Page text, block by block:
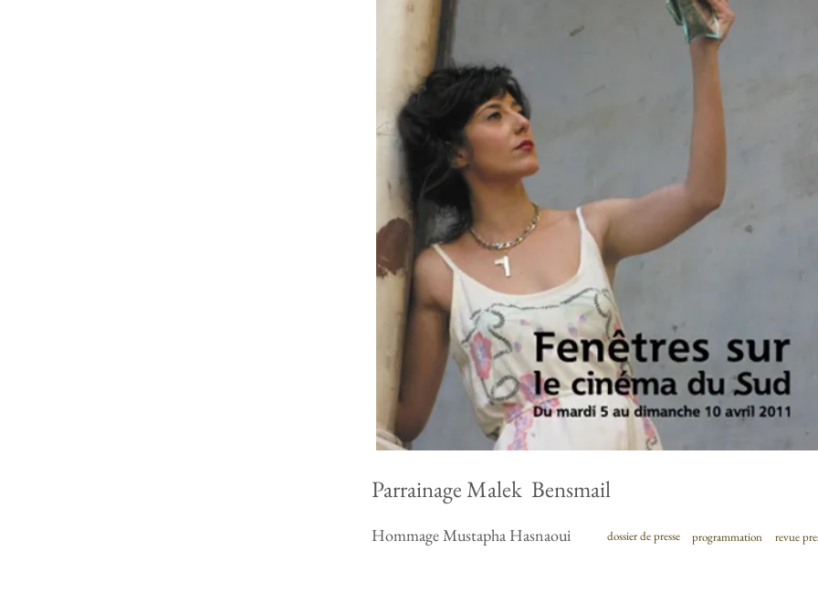
​Parrainage Malek Bensmail
dossier de presse
Hommage Mustapha Hasnaoui programmation revue